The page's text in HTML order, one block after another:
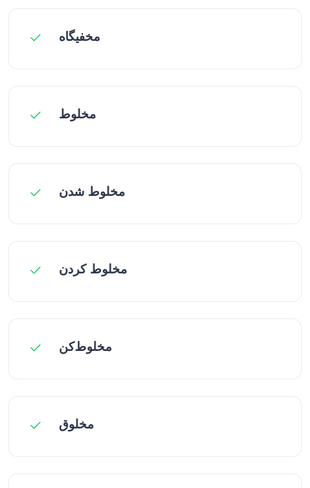
مخفيگاه
مخلوط
مخلوط شدن
مخلوط کردن
مخلوط‌کن
مخلوق